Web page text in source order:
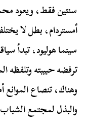
سنتين فقط، ويعود
أمستردام، بطل لا
سينما هوليود، تبدأ
ترفضه حبيبته وتلفظه
وهناك، تنصاع
والبذل لمجتمع